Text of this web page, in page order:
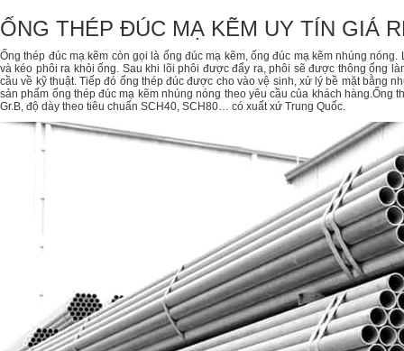
ỐNG THÉP ĐÚC MẠ KẼM UY TÍN GIÁ
Ống thép đúc mạ kẽm còn gọi là ống đúc mạ kẽm, ống đúc mạ kẽm nhúng
và kéo phôi ra khỏi ống. Sau khi lõi phôi được đẩy ra, phôi sẽ được thông ống
cầu về kỹ thuật. Tiếp đó ống thép đúc được cho vào vệ sinh, xử lý bề mặt bằng
sản phẩm ống thép đúc mạ kẽm nhúng nóng theo yêu cầu của khách hàng.Ống
Gr.B, độ dày theo tiêu chuẩn SCH40, SCH80… có xuất xứ Trung Quốc.